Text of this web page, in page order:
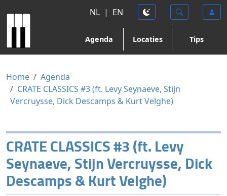
NL | EN
Agenda Locaties Tips
Home
Agenda
CRATE CLASSICS #3 (ft. Levy Seynaeve, Stijn
Vercruysse, Dick Descamps & Kurt Velghe)
CRATE CLASSICS #3 (ft. Levy
Seynaeve, Stijn Vercruysse, Dick
Descamps & Kurt Velghe)